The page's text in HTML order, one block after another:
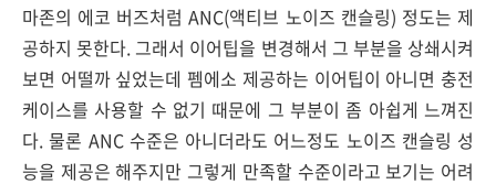
마존의 에코 버즈처럼 ANC(액티브 노이즈 캔슬링) 정도는 제
공하지 못한다. 그래서 이어팁을 변경해서 그 부분을 상쇄시켜
보면 어떨까 싶었는데 펨에소 제공하는 이어팁이 아니면 충전
케이스를 사용할 수 없기 때문에 그 부분이 좀 아쉽게 느껴진
다. 물론 ANC 수준은 아니더라도 어느정도 노이즈 캔슬링 성
능을 제공은 해주지만 그렇게 만족할 수준이라고 보기는 어려